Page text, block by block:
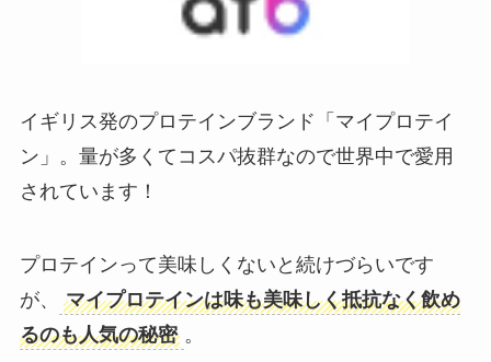
イギリス発のプロテインブランド「マイプロテイ
ン」。量が多くてコスパ抜群なので世界中で愛用
されています！
プロテインって美味しくないと続けづらいです
が、
マイプロテインは味も美味しく抵抗なく飲め
るのも人気の秘密 。